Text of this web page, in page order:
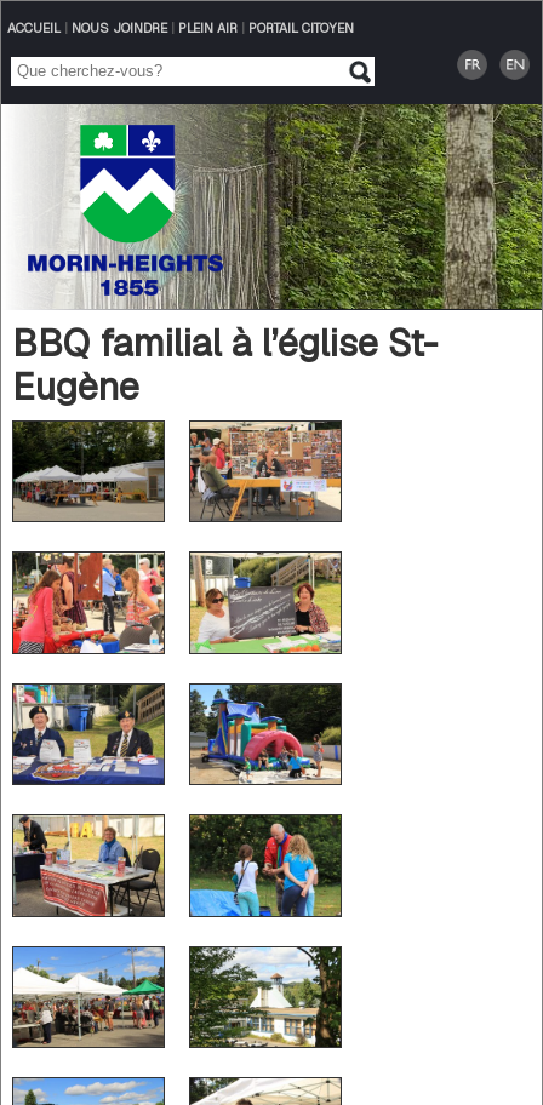
ACCUEIL| NOUS JOINDRE| PLEIN AIR| PORTAIL CITOYEN
BBQ familial à l’église St-
Eugène